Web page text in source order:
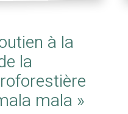
à la
la
mala »